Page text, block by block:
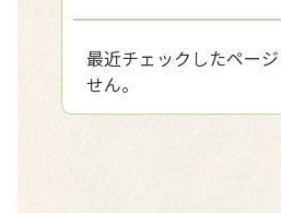
最近チェックしたペー
せん。